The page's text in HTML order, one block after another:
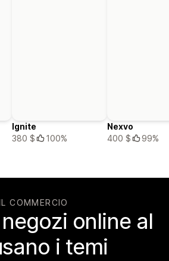
Ignite
380 $
100%
Nexvo
400 $
99%
COMMERCIO
online al
i temi